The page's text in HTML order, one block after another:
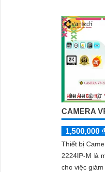
CAMERA
1,500,000 ₫
Thiết bị
2224IP-M là
cho việc giám sát